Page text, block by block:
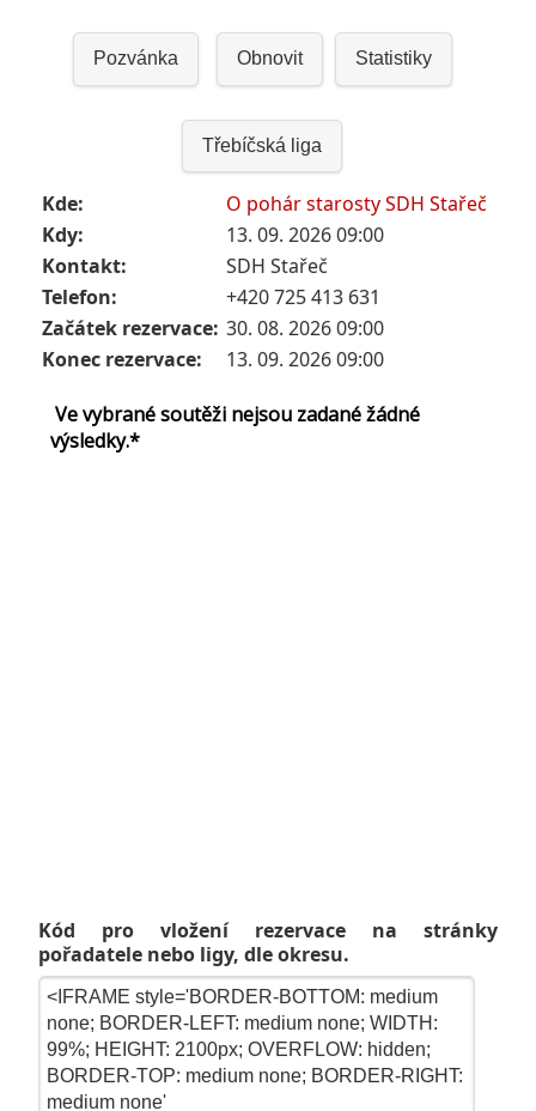
Pozvánka Obnovit Statistiky
Třebíčská liga
Kde:
O pohár starosty SDH Stařeč
Kdy:
13. 09. 2026 09:00
Kontakt:
SDH Stařeč
Telefon:
+420 725 413 631
Začátek rezervace: 30. 08. 2026 09:00
Konec rezervace:
13. 09. 2026 09:00
Kód pro vložení rezervace na stránky
pořadatele nebo ligy, dle okresu.